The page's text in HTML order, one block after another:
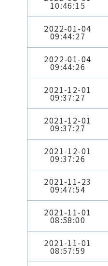
10:46:15
2022-01-04
09:44:27
2022-01-04
09:44:26
2021-12-01
09:37:27
2021-12-01
09:37:27
2021-12-01
09:37:26
2021-11-23
09:47:54
2021-11-01
08:58:00
2021-11-01
08:57:59